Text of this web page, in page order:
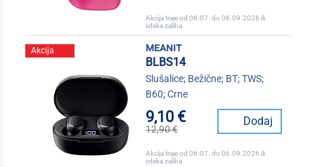
Akcija traje od 06.07. do 06.09.2026 ili
isteka zaliha
Akcija
meanit
BLBS14
Slušalice; Bežične; BT; TWS;
B60; Crne
9,10 €
12,90 €
Dodaj
Akcija traje od 06.07. do 06.09.2026 ili
isteka zaliha